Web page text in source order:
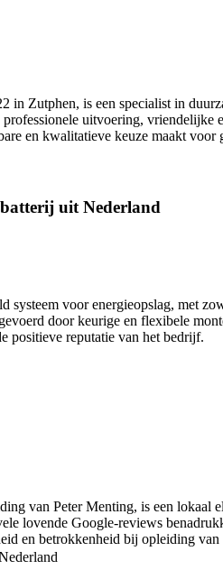
in Zutphen, is een specialist in
uitvoering, vriendelijke
en kwalitatieve keuze maakt voor
uit Nederland
systeem voor energieopslag, met
door keurige en flexibele
positieve reputatie van het bedrijf.
van Peter Menting, is een lokaal
lovende Google‑reviews
en betrokkenheid bij opleiding van